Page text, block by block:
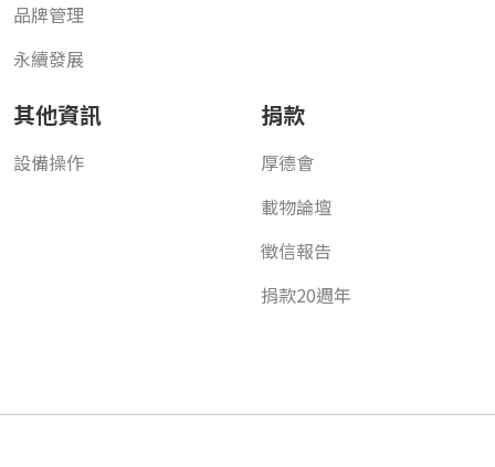
品牌管理
永續發展
其他資訊
設備操作
捐款
厚德會
載物論壇
徵信報告
捐款20週年